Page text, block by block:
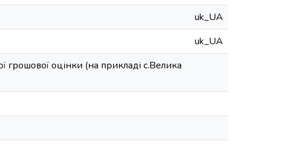
uk_UA
uk_UA
оцінки (на прикладі с.Велика